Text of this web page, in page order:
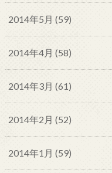
2014年5月 (59)
2014年4月 (58)
2014年3月 (61)
2014年2月 (52)
2014年1月 (59)